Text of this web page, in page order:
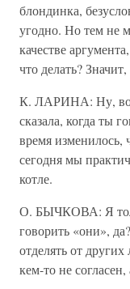
блондинка,
угодно. Но тем не
качестве
что делать?
К. ЛАРИНА: Ну,
сказала, когда ты
время изменилось,
сегодня мы
котле.
О. БЫЧКОВА: Я
говорить «они»,
отделять от
кем-то не